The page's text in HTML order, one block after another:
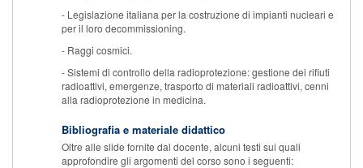
- Legislazione italiana per la costruzione di impianti nucleari e
per il loro decommissioning.
- Raggi cosmici.
- Sistemi di controllo della radioprotezione: gestione dei rifiuti
radioattivi, emergenze, trasporto di materiali radioattivi, cenni
alla radioprotezione in medicina.
Bibliografia e materiale didattico
Oltre alle slide fornite dal docente, alcuni testi sui quali
approfondire gli argomenti del corso sono i seguenti: